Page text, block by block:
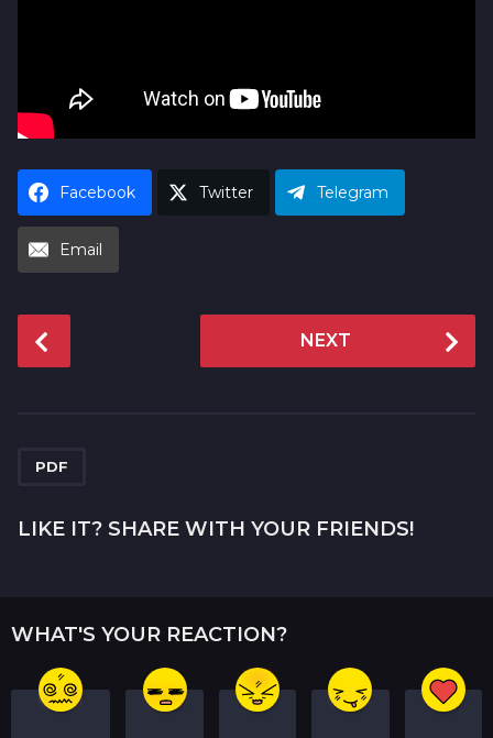
Facebook Twitter Telegram
Email
o
i
i
n
NEXT
PDF
LIKE IT? SHARE WITH YOUR FRIENDS!
WHAT'S YOUR REACTION?